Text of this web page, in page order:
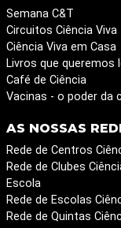
Semana C&T
Circuitos Ciência Viva
Ciência Viva em Casa
Livros que queremos
Café de Ciência
Vacinas - o poder da
AS NOSSAS
Rede de Centros
Rede de Clubes
Escola
Rede de Escolas
Rede de Quintas